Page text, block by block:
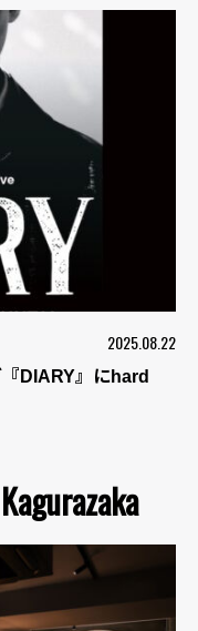
2025.08.22
DIARY』にhard